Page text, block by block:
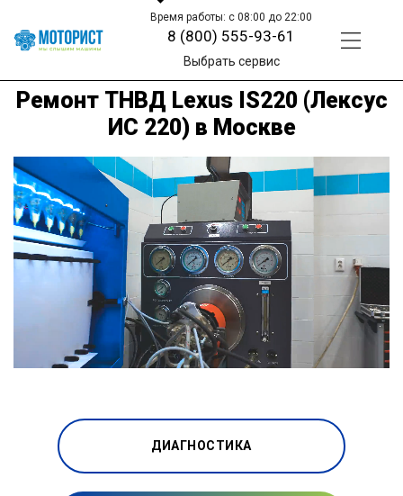
Время работы: с 08:00 до 22:00
8 (800) 555-93-61
Выбрать сервис
Ремонт ТНВД Lexus IS220 (Лексус
ИС 220) в Москве
ДИАГНОСТИКА